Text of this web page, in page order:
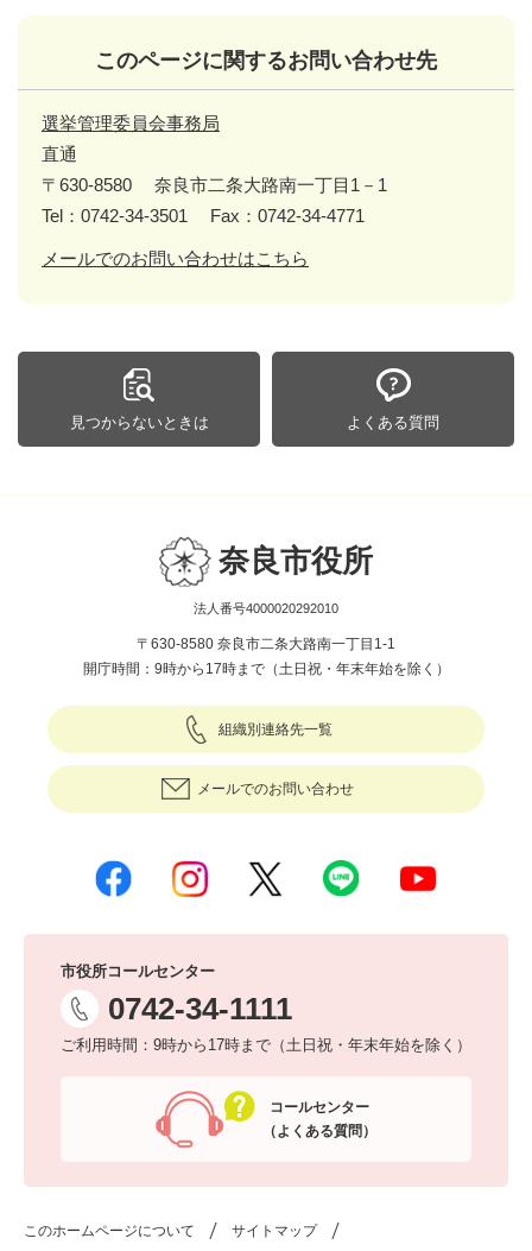
このページに関するお問い合わせ先
選挙管理委員会事務局
直通
〒630-8580
奈良市二条大路南一丁目1－1
Tel：0742-34-3501
Fax：0742-34-4771
メールでのお問い合わせはこちら
見つからないときは よくある質問
奈良市役所
法人番号4000020292010
〒630-8580 奈良市二条大路南一丁目1-1
開庁時間：9時から17時まで（土日祝・年末年始を除く）
組織別連絡先一覧
メールでのお問い合わせ
市役所コールセンター
0742-34-1111
ご利用時間：9時から17時まで（土日祝・年末年始を除く）
コールセンター
（よくある質問）
このホームページについて サイトマップ